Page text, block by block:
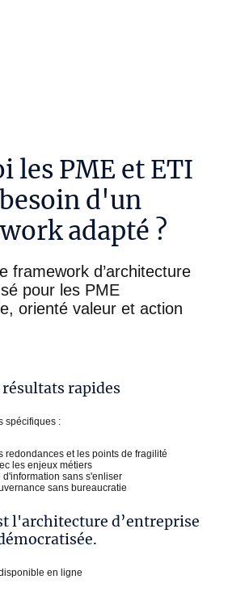
les PME et ETI
d'un
adapté ?
framework d’architecture
pour les PME
orienté valeur et action
résultats rapides
spécifiques :
redondances et les points de fragilité
les enjeux métiers
sans s'enliser
sans bureaucratie
l'architecture d’entreprise
en ligne